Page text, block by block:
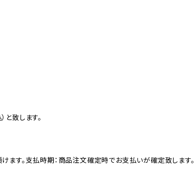
致します。
ます。支払時期：商品注文確定時でお支払いが確定致します。